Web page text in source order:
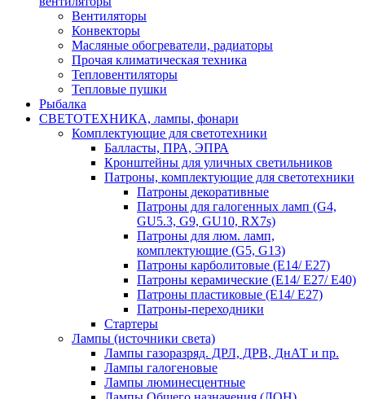
Вентиляторы
Конвекторы
Масляные обогреватели, радиаторы
Прочая климатическая техника
Тепловентиляторы
Тепловые пушки
Рыбалка
СВЕТОТЕХНИКА, лампы, фонари
Комплектующие для светотехники
Балласты, ПРА, ЭПРА
Кронштейны для уличных светильников
Патроны, комплектующие для светотехники
Патроны декоративные
Патроны для галогенных ламп (G4,
GU5.3, G9, GU10, RX7s)
Патроны для люм. ламп,
комплектующие (G5, G13)
Патроны карболитовые (E14/ E27)
Патроны керамические (E14/ E27/ E40)
Патроны пластиковые (E14/ E27)
Патроны-переходники
Стартеры
Лампы (источники света)
Лампы газоразряд. ДРЛ, ДРВ, ДнАТ и пр.
Лампы галогеновые
Лампы люминесцентные